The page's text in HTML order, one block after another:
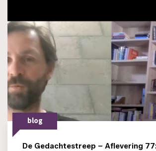
blog
De Gedachtestreep – Aflevering